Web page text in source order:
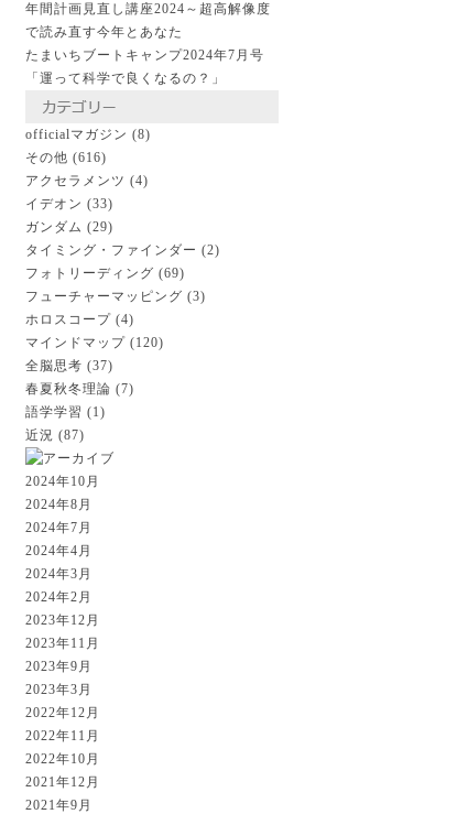
年間計画見直し講座2024～超高解像度
で読み直す今年とあなた
たまいちブートキャンプ2024年7月号
「運って科学で良くなるの？」
officialマガジン (8)
その他 (616)
アクセラメンツ (4)
イデオン (33)
ガンダム (29)
タイミング・ファインダー (2)
フォトリーディング (69)
フューチャーマッピング (3)
ホロスコープ (4)
マインドマップ (120)
全脳思考 (37)
春夏秋冬理論 (7)
語学学習 (1)
近況 (87)
2024年10月
2024年8月
2024年7月
2024年4月
2024年3月
2024年2月
2023年12月
2023年11月
2023年9月
2023年3月
2022年12月
2022年11月
2022年10月
2021年12月
2021年9月